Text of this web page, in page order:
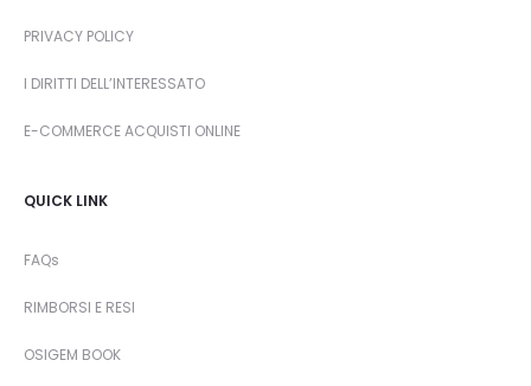
PRIVACY POLICY
I DIRITTI DELL’INTERESSATO
E-COMMERCE ACQUISTI ONLINE
QUICK LINK
FAQs
RIMBORSI E RESI
OSIGEM BOOK